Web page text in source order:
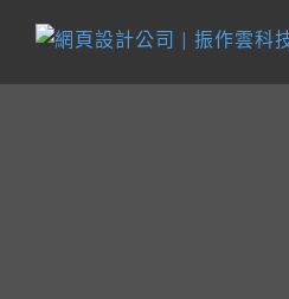
content